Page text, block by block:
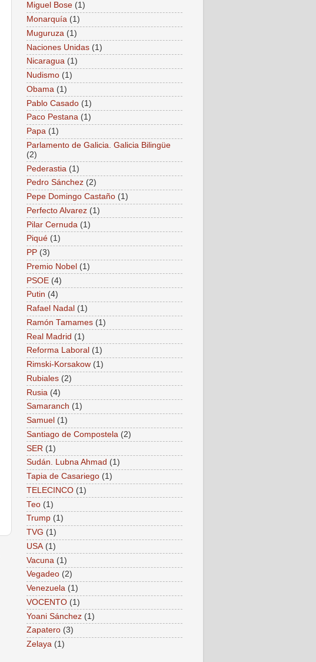
Miguel Bose (1)
Monarquía (1)
Muguruza (1)
Naciones Unidas (1)
Nicaragua (1)
Nudismo (1)
Obama (1)
Pablo Casado (1)
Paco Pestana (1)
Papa (1)
Parlamento de Galicia. Galicia Bilingüe
(2)
Pederastia (1)
Pedro Sánchez (2)
Pepe Domingo Castaño (1)
Perfecto Alvarez (1)
Pilar Cernuda (1)
Piqué (1)
PP (3)
Premio Nobel (1)
PSOE (4)
Putin (4)
Rafael Nadal (1)
Ramón Tamames (1)
Real Madrid (1)
Reforma Laboral (1)
Rimski-Korsakow (1)
Rubiales (2)
Rusia (4)
Samaranch (1)
Samuel (1)
Santiago de Compostela (2)
SER (1)
Sudán. Lubna Ahmad (1)
Tapia de Casariego (1)
TELECINCO (1)
Teo (1)
Trump (1)
TVG (1)
USA (1)
Vacuna (1)
Vegadeo (2)
Venezuela (1)
VOCENTO (1)
Yoani Sánchez (1)
Zapatero (3)
Zelaya (1)